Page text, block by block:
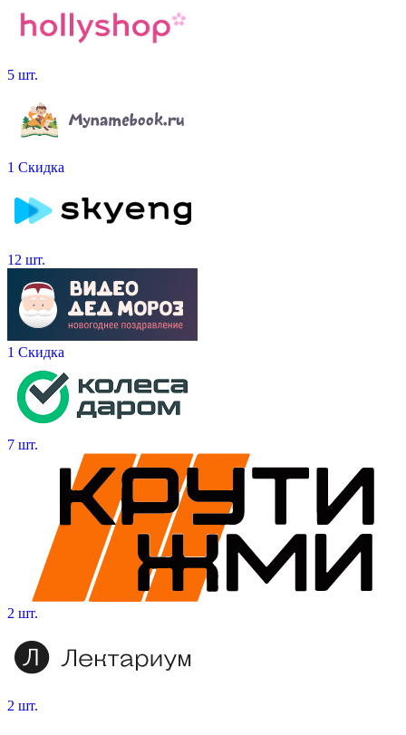
5 шт.
1 Скидка
12 шт.
1 Скидка
7 шт.
2 шт.
2 шт.